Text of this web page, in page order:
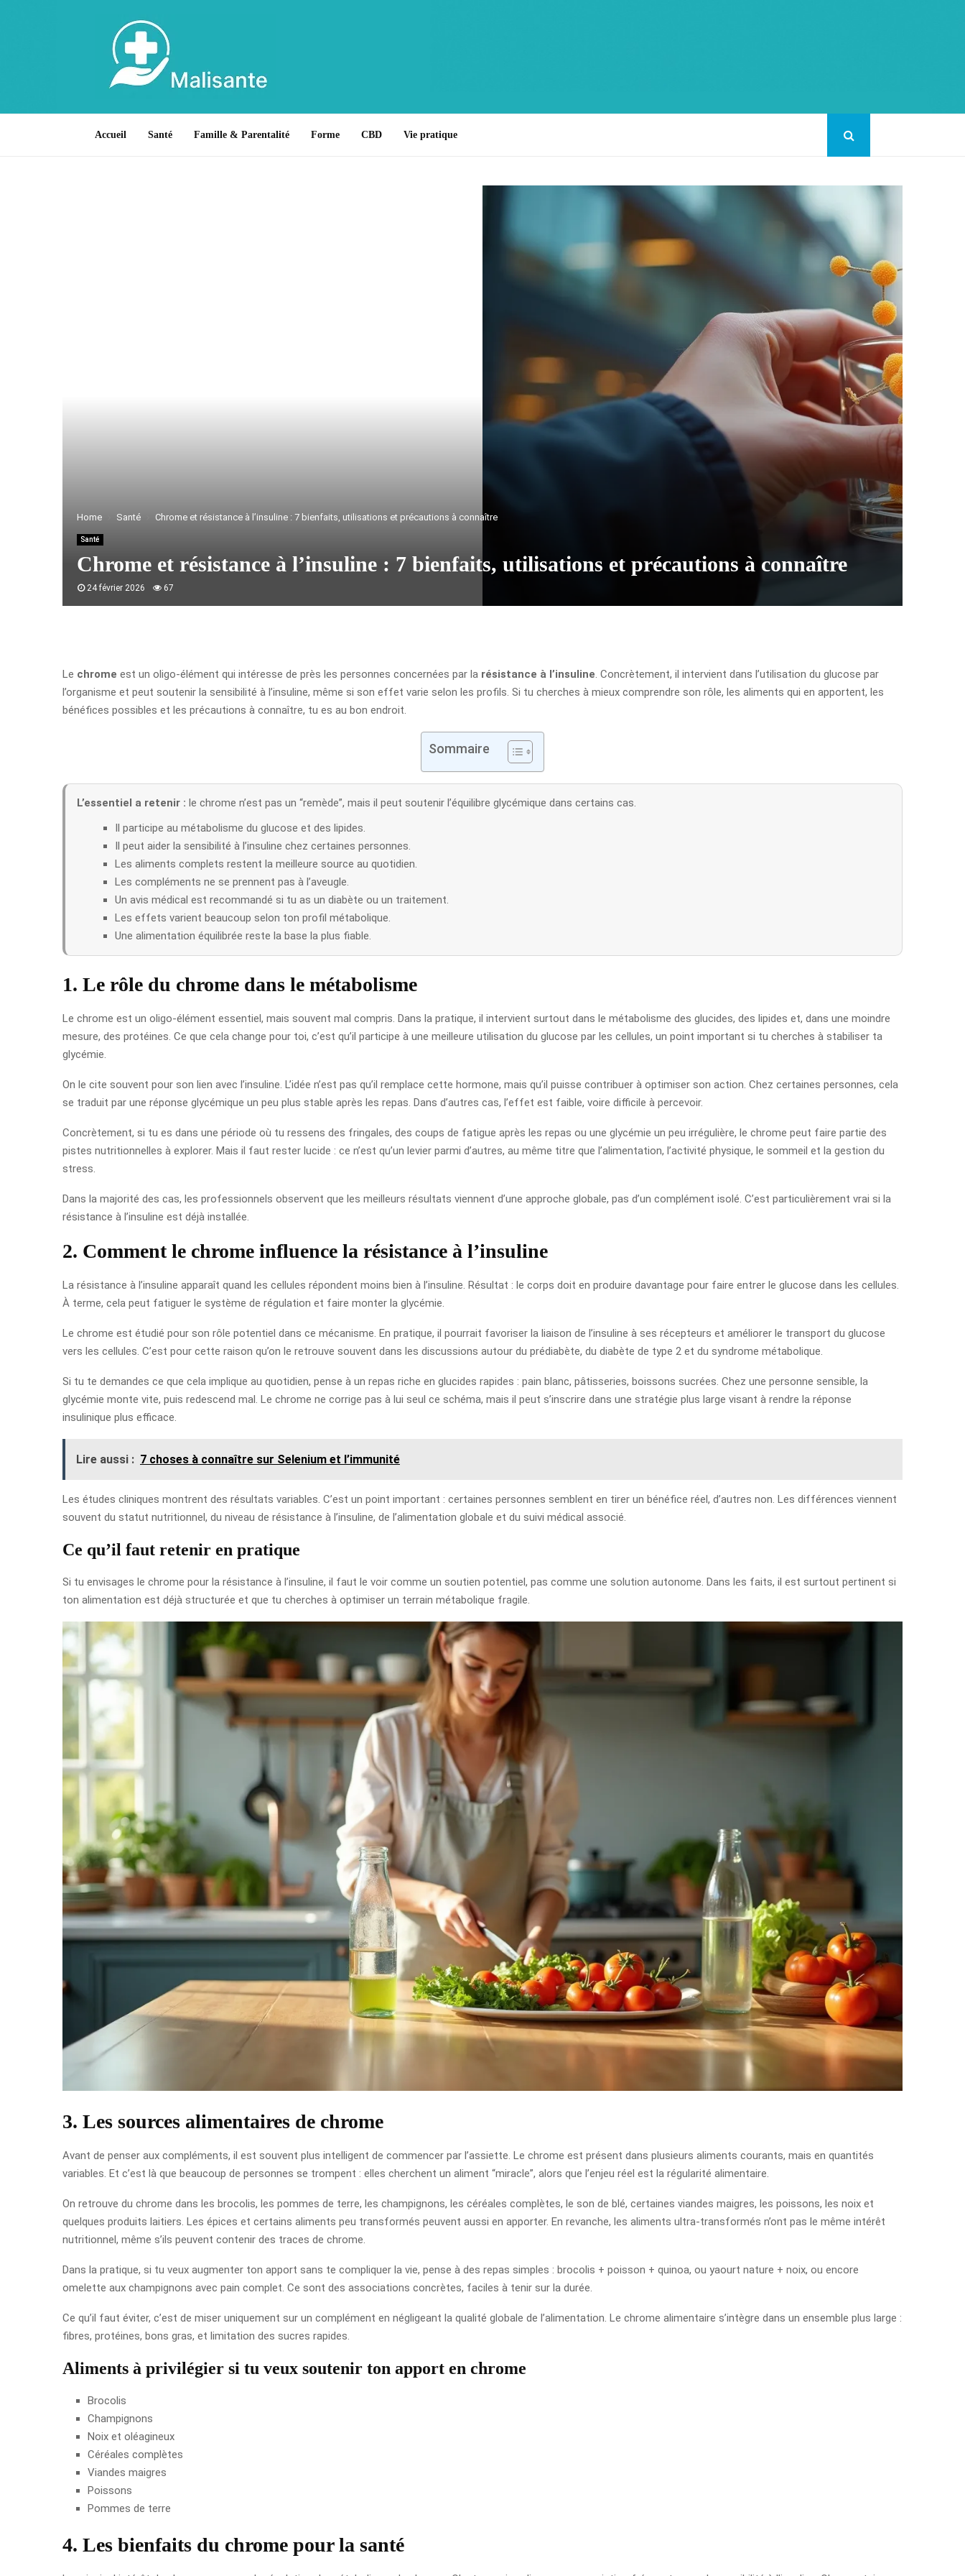
Accueil Santé Famille & Parentalité Forme CBD Vie pratique
Home Santé Chrome et résistance à l’insuline : 7 bienfaits, utilisations et précautions à connaître
Santé
Chrome et résistance à l’insuline : 7 bienfaits, utilisations et précautions à connaître
24 février 2026 67
Le chrome est un oligo-élément qui intéresse de près les personnes concernées par la résistance à l’insuline . Concrètement, il intervient dans l’utilisation du glucose par
l’organisme et peut soutenir la sensibilité à l’insuline, même si son effet varie selon les profils. Si tu cherches à mieux comprendre son rôle, les aliments qui en apportent, les
bénéfices possibles et les précautions à connaître, tu es au bon endroit.
Sommaire
L’essentiel a retenir : le chrome n’est pas un “remède”, mais il peut soutenir l’équilibre glycémique dans certains cas.
Il participe au métabolisme du glucose et des lipides.
Il peut aider la sensibilité à l’insuline chez certaines personnes.
Les aliments complets restent la meilleure source au quotidien.
Les compléments ne se prennent pas à l’aveugle.
Un avis médical est recommandé si tu as un diabète ou un traitement.
Les effets varient beaucoup selon ton profil métabolique.
Une alimentation équilibrée reste la base la plus fiable.
1. Le rôle du chrome dans le métabolisme
Le chrome est un oligo-élément essentiel, mais souvent mal compris. Dans la pratique, il intervient surtout dans le métabolisme des glucides, des lipides et, dans une moindre
mesure, des protéines. Ce que cela change pour toi, c’est qu’il participe à une meilleure utilisation du glucose par les cellules, un point important si tu cherches à stabiliser ta
glycémie.
On le cite souvent pour son lien avec l’insuline. L’idée n’est pas qu’il remplace cette hormone, mais qu’il puisse contribuer à optimiser son action. Chez certaines personnes, cela
se traduit par une réponse glycémique un peu plus stable après les repas. Dans d’autres cas, l’effet est faible, voire difficile à percevoir.
Concrètement, si tu es dans une période où tu ressens des fringales, des coups de fatigue après les repas ou une glycémie un peu irrégulière, le chrome peut faire partie des
pistes nutritionnelles à explorer. Mais il faut rester lucide : ce n’est qu’un levier parmi d’autres, au même titre que l’alimentation, l’activité physique, le sommeil et la gestion du
stress.
Dans la majorité des cas, les professionnels observent que les meilleurs résultats viennent d’une approche globale, pas d’un complément isolé. C’est particulièrement vrai si la
résistance à l’insuline est déjà installée.
2. Comment le chrome influence la résistance à l’insuline
La résistance à l’insuline apparaît quand les cellules répondent moins bien à l’insuline. Résultat : le corps doit en produire davantage pour faire entrer le glucose dans les cellules.
À terme, cela peut fatiguer le système de régulation et faire monter la glycémie.
Le chrome est étudié pour son rôle potentiel dans ce mécanisme. En pratique, il pourrait favoriser la liaison de l’insuline à ses récepteurs et améliorer le transport du glucose
vers les cellules. C’est pour cette raison qu’on le retrouve souvent dans les discussions autour du prédiabète, du diabète de type 2 et du syndrome métabolique.
Si tu te demandes ce que cela implique au quotidien, pense à un repas riche en glucides rapides : pain blanc, pâtisseries, boissons sucrées. Chez une personne sensible, la
glycémie monte vite, puis redescend mal. Le chrome ne corrige pas à lui seul ce schéma, mais il peut s’inscrire dans une stratégie plus large visant à rendre la réponse
insulinique plus efficace.
Lire aussi : 7 choses à connaître sur Selenium et l’immunité
Les études cliniques montrent des résultats variables. C’est un point important : certaines personnes semblent en tirer un bénéfice réel, d’autres non. Les différences viennent
souvent du statut nutritionnel, du niveau de résistance à l’insuline, de l’alimentation globale et du suivi médical associé.
Ce qu’il faut retenir en pratique
Si tu envisages le chrome pour la résistance à l’insuline, il faut le voir comme un soutien potentiel, pas comme une solution autonome. Dans les faits, il est surtout pertinent si
ton alimentation est déjà structurée et que tu cherches à optimiser un terrain métabolique fragile.
3. Les sources alimentaires de chrome
Avant de penser aux compléments, il est souvent plus intelligent de commencer par l’assiette. Le chrome est présent dans plusieurs aliments courants, mais en quantités
variables. Et c’est là que beaucoup de personnes se trompent : elles cherchent un aliment “miracle”, alors que l’enjeu réel est la régularité alimentaire.
On retrouve du chrome dans les brocolis, les pommes de terre, les champignons, les céréales complètes, le son de blé, certaines viandes maigres, les poissons, les noix et
quelques produits laitiers. Les épices et certains aliments peu transformés peuvent aussi en apporter. En revanche, les aliments ultra-transformés n’ont pas le même intérêt
nutritionnel, même s’ils peuvent contenir des traces de chrome.
Dans la pratique, si tu veux augmenter ton apport sans te compliquer la vie, pense à des repas simples : brocolis + poisson + quinoa, ou yaourt nature + noix, ou encore
omelette aux champignons avec pain complet. Ce sont des associations concrètes, faciles à tenir sur la durée.
Ce qu’il faut éviter, c’est de miser uniquement sur un complément en négligeant la qualité globale de l’alimentation. Le chrome alimentaire s’intègre dans un ensemble plus large :
fibres, protéines, bons gras, et limitation des sucres rapides.
Aliments à privilégier si tu veux soutenir ton apport en chrome
Brocolis
Champignons
Noix et oléagineux
Céréales complètes
Viandes maigres
Poissons
Pommes de terre
4. Les bienfaits du chrome pour la santé